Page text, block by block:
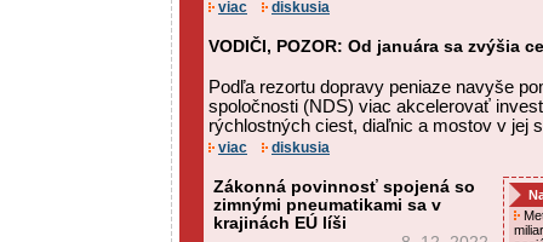
viac diskusia
VODIČI, POZOR: Od januára sa zvýšia
Podľa rezortu dopravy peniaze navyše
spoločnosti (NDS) viac akcelerovať
rýchlostných ciest, diaľnic a mostov v jej
viac diskusia
Zákonná povinnosť spojená so
zimnými pneumatikami sa v
krajinách EÚ líši